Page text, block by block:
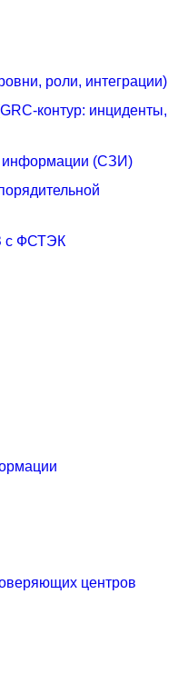
роли, интеграции)
инциденты,
информации (СЗИ)
с ФСТЭК
центров